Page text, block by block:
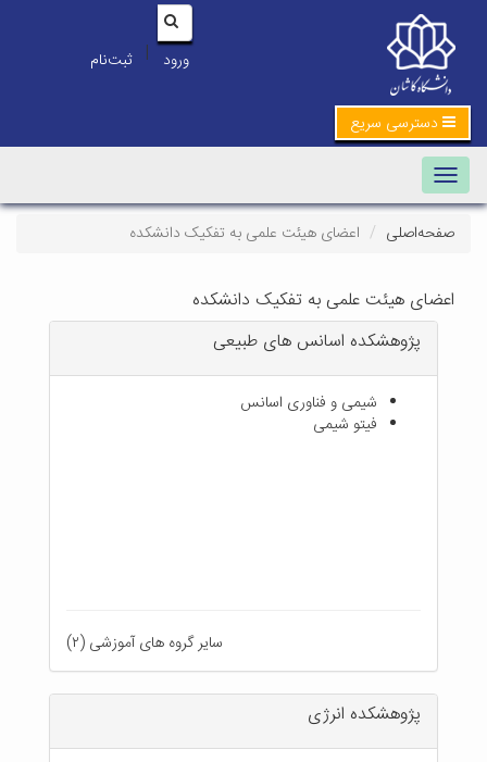
ورود | ثبت‌نام
دسترسی سریع
Toggle navigation
صفحه‌اصلی اعضای هیئت علمی به تفکیک دانشکده
اعضای هیئت علمی به تفکیک دانشکده
پژوهشکده اسانس های طبیعی
شیمی و فناوری اسانس
فیتو شیمی
سایر گروه های آموزشی (۲)
پژوهشکده انرژی